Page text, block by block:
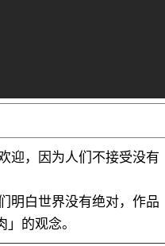
迎，因为人们不接受没有
明白世界没有绝对，作品
的观念。